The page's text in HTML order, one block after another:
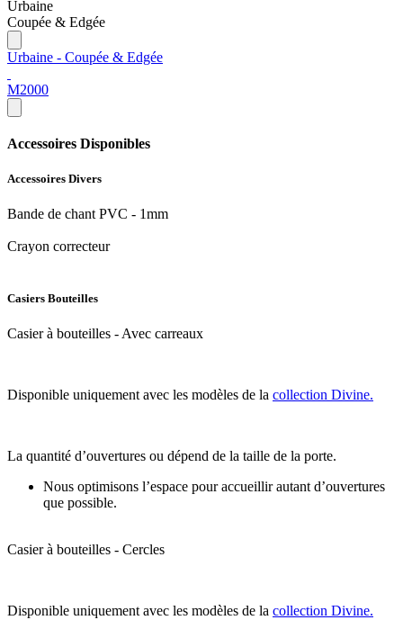
Urbaine
Coupée & Edgée
Urbaine - Coupée & Edgée
M2000
Accessoires Disponibles
Accessoires Divers
Bande de chant PVC - 1mm
Crayon correcteur
Casiers Bouteilles
Casier à bouteilles - Avec carreaux
Disponible uniquement avec les modèles de la collection Divine.
La quantité d’ouvertures ou dépend de la taille de la porte.
Nous optimisons l’espace pour accueillir autant d’ouvertures
que possible.
Casier à bouteilles - Cercles
Disponible uniquement avec les modèles de la collection Divine.